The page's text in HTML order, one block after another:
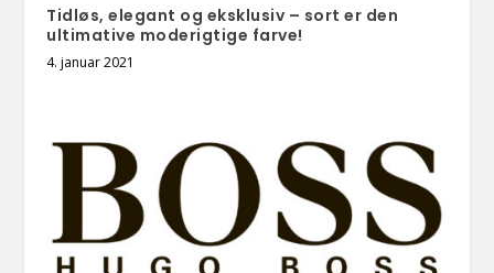
Tidløs, elegant og eksklusiv – sort er den
ultimative moderigtige farve!
4. januar 2021